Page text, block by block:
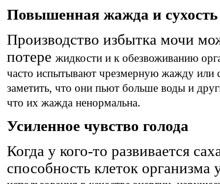
Повышенная жажда и сухость
Производство избытка мочи
потере жидкости и к обезвоживанию
часто испытывают чрезмерную жажду или
заметить, что они пьют больше воды и
что их жажда ненормальна.
Усиленное чувство голода
Когда у кого-то развивается
способность клеток организма